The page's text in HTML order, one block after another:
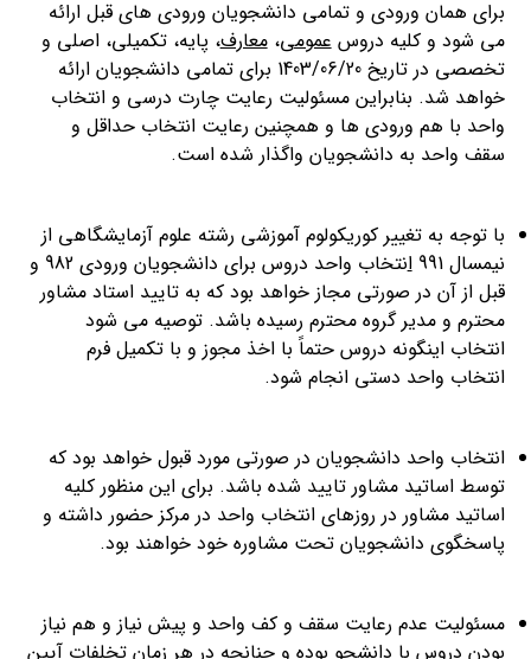
برای همان ورودی و تمامی دانشجویان ورودی های قبل ارائه
می شود و کلیه دروسعمومی،معارف، پایه، تکمیلی، اصلی و
تخصصی در تاریخ 1403/06/20 برای تمامی دانشجویان ارائه
خواهد شد. بنابراین مسئولیت رعایت چارت درسی و انتخاب
واحد با هم ورودی ها و همچنین رعایت انتخاب حداقل و
سقف واحد به دانشجویان واگذار شده است.
با توجه به تغییر کوریکولوم آموزشی رشته علوم آزمایشگاهی از
نیمسال 991
ا
نتخاب واحد دروس برای دانشجویان ورودی 982 و
قبل از آن در صورتی مجاز خواهد بود که به تایید استاد مشاور
محترم و مدیر گروه محترم رسیده باشد. توصیه می شود
انتخاب اینگونه دروس حتماً با اخذ مجوز و با تکمیل فرم
انتخاب واحد دستی انجام شود.
انتخاب واحد دانشجویان در صورتی مورد قبول خواهد بود که
توسط اساتید مشاور تایید شده باشد. برای این منظور کلیه
اساتید مشاور در روزهای انتخاب واحد در مرکز حضور داشته و
پاسخگوی دانشجویان تحت مشاوره خود خواهند بود.
مسئولیت عدم رعایت سقف و کف واحد و پیش نیاز و هم نیاز
بودن دروس با دانشجو بوده و چنانچه در هر زمان تخلفات آیین